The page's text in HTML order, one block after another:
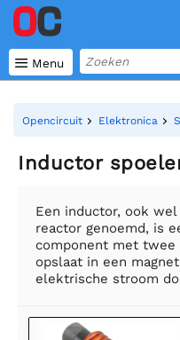
 Menu
Opencircuit Elektronica
Inductor
Een inductor, ook
reactor genoemd, is
component met twee
opslaat in een
elektrische stroom